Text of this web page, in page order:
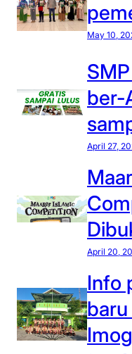
May 10,
ber-
April 27,
April 20,
Info